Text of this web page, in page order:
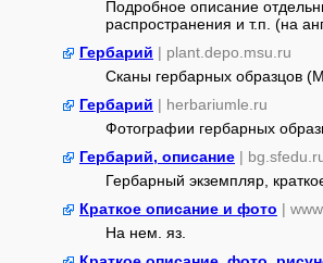
Подробное описание
распространения и т.п. (на
Гербарий | plant.depo.msu.ru
Сканы гербарных образцов
Гербарий | herbariumle.ru
Фотографии гербарных
Гербарий, описание |
Гербарный экземпляр,
Краткое описание и фото |
На нем. яз.